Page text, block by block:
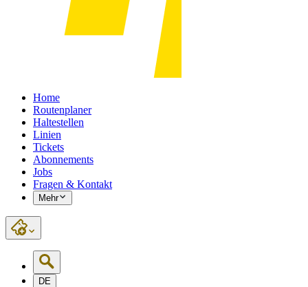
Home
Routenplaner
Haltestellen
Linien
Tickets
Abonnements
Jobs
Fragen & Kontakt
Mehr
DE